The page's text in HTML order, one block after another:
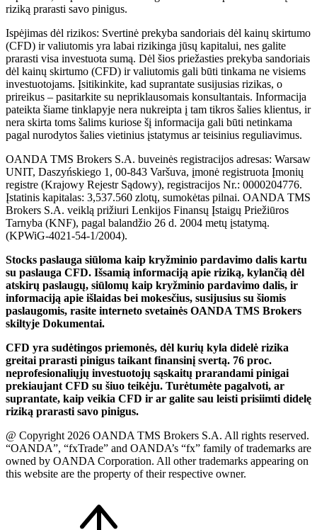
riziką prarasti savo pinigus.
Ispėjimas dėl rizikos: Svertinė prekyba sandoriais dėl kainų skirtumo
(CFD) ir valiutomis yra labai rizikinga jūsų kapitalui, nes galite
prarasti visa investuota sumą. Dėl šios priežasties prekyba sandoriais
dėl kainų skirtumo (CFD) ir valiutomis gali būti tinkama ne visiems
investuotojams. Įsitikinkite, kad suprantate susijusias rizikas, o
prireikus – pasitarkite su nepriklausomais konsultantais. Informacija
pateikta šiame tinklapyje nera nukreipta į tam tikros šalies klientus, ir
nera skirta toms šalims kuriose šį informacija gali būti netinkama
pagal nurodytos šalies vietinius įstatymus ar teisinius reguliavimus.
OANDA TMS Brokers S.A. buveinės registracijos adresas: Warsaw
UNIT, Daszyńskiego 1, 00-843 Varšuva, įmonė registruota Įmonių
registre (Krajowy Rejestr Sądowy), registracijos Nr.: 0000204776.
Įstatinis kapitalas: 3,537.560 zlotų, sumokėtas pilnai. OANDA TMS
Brokers S.A. veiklą prižiuri Lenkijos Finansų Įstaigų Priežiūros
Tarnyba (KNF), pagal balandžio 26 d. 2004 metų įstatymą.
(KPWiG-4021-54-1/2004).
Stocks paslauga siūloma kaip kryžminio pardavimo dalis kartu
su paslauga CFD. Išsamią informaciją apie riziką, kylančią dėl
atskirų paslaugų, siūlomų kaip kryžminio pardavimo dalis, ir
informaciją apie išlaidas bei mokesčius, susijusius su šiomis
paslaugomis, rasite interneto svetainės OANDA TMS Brokers
skiltyje Dokumentai.
CFD yra sudėtingos priemonės, dėl kurių kyla didelė rizika
greitai prarasti pinigus taikant finansinį svertą. 76 proc.
neprofesionaliųjų investuotojų sąskaitų prarandami pinigai
prekiaujant CFD su šiuo teikėju. Turėtumėte pagalvoti, ar
suprantate, kaip veikia CFD ir ar galite sau leisti prisiimti didelę
riziką prarasti savo pinigus.
@ Copyright 2026 OANDA TMS Brokers S.A. All rights reserved.
“OANDA”, “fxTrade” and OANDA’s “fx” family of trademarks are
owned by OANDA Corporation. All other trademarks appearing on
this website are the property of their respective owner.